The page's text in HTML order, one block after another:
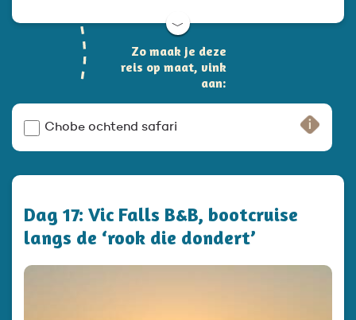
﹀
Zo maak je deze
reis op maat, vink
aan:
Chobe ochtend safari
Dag 17: Vic Falls B&B, bootcruise
langs de ‘rook die dondert’